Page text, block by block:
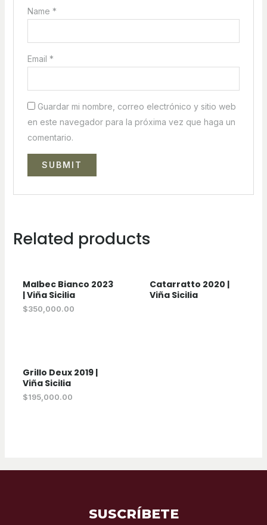
Name *
Email *
Guardar mi nombre, correo electrónico y sitio web
en este navegador para la próxima vez que haga un
comentario.
Related products
Malbec Bianco 2023
| Viña Sicilia
$350,000.00
Catarratto 2020 |
Viña Sicilia
Grillo Deux 2019 |
Viña Sicilia
$195,000.00
SUSCRÍBETE